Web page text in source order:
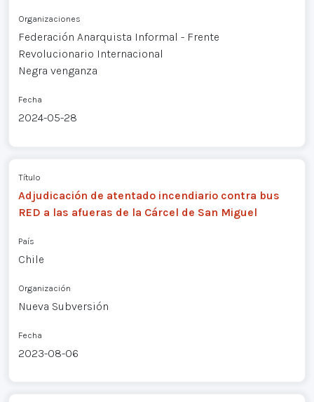
Organizaciones
Federación Anarquista Informal - Frente
Revolucionario Internacional
Negra venganza
Fecha
2024-05-28
Título
Adjudicación de atentado incendiario contra bus
RED a las afueras de la Cárcel de San Miguel
País
Chile
Organización
Nueva Subversión
Fecha
2023-08-06